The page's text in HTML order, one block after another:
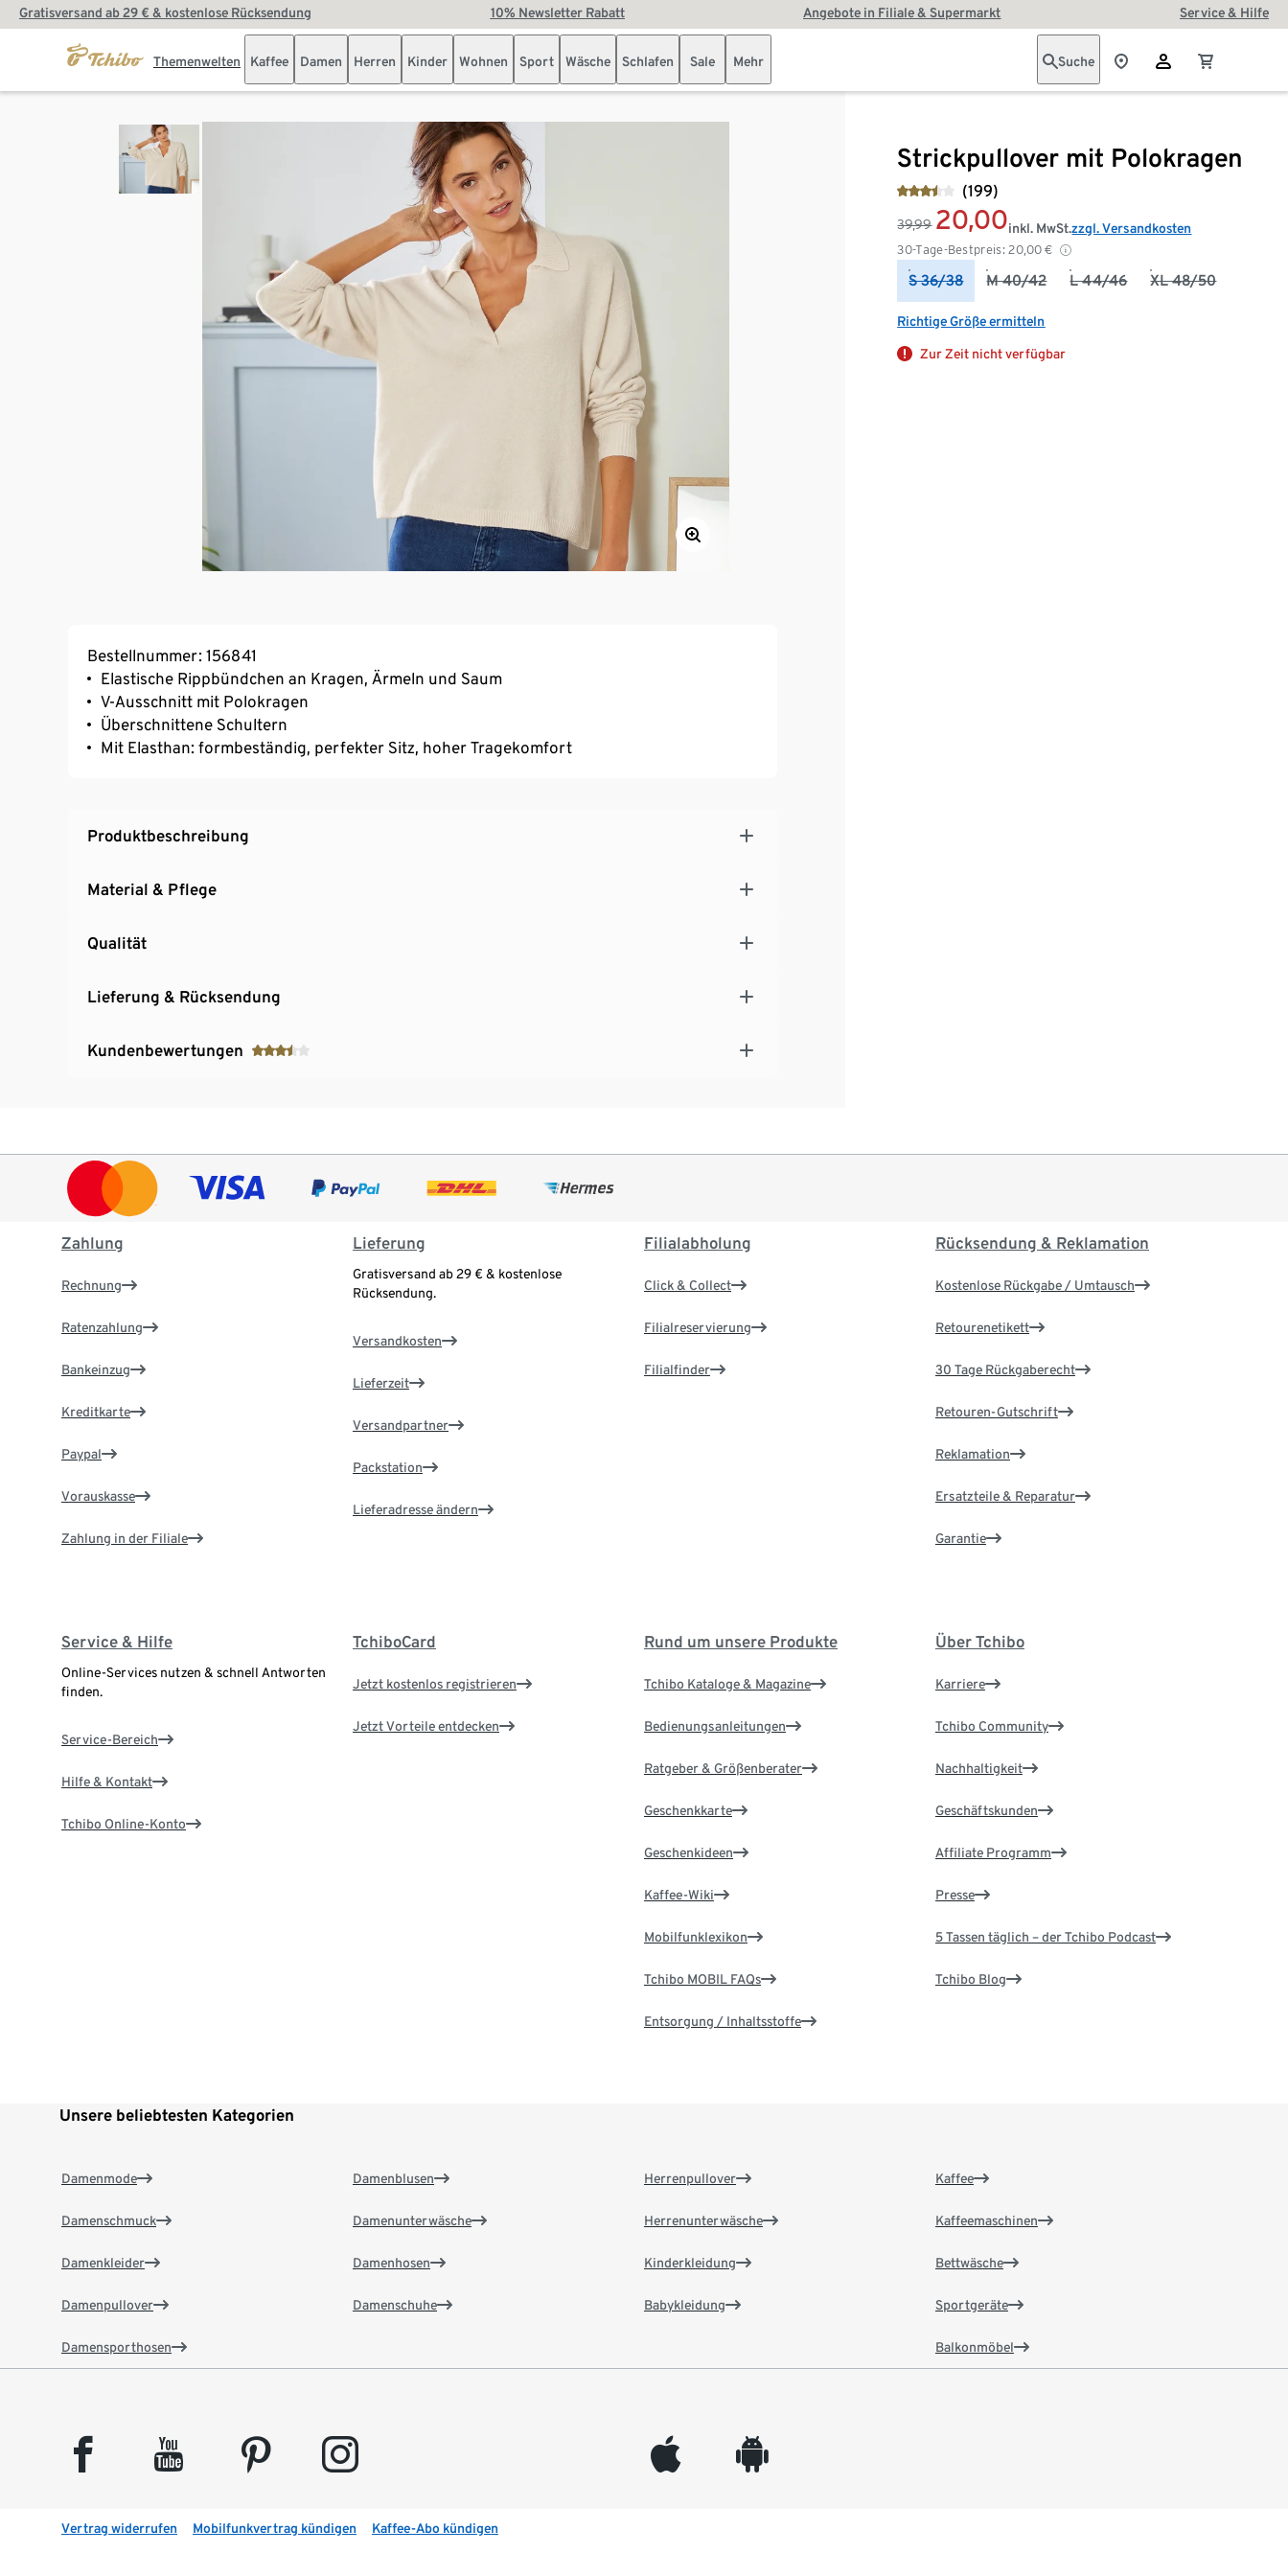
Gratisversand ab 29 € & kostenlose Rücksendung 10% Newsletter Rabatt Angebote in Filiale & Supermarkt Service & Hilfe
Themenwelten Kaffee Damen Herren Kinder Wohnen Sport Wäsche Schlafen Sale Mehr Suche
Strickpullover mit Polokragen
(199)
39,99 20,00
30-Tage-Bestpreis: 20,00 €
inkl. MwSt.zzgl. Versandkosten
S 36/38 M 40/42 L 44/46 XL 48/50
Richtige Größe ermitteln
Zur Zeit nicht verfügbar
Bestellnummer: 156841
Elastische Rippbündchen an Kragen, Ärmeln und Saum
V-Ausschnitt mit Polokragen
Überschnittene Schultern
Mit Elasthan: formbeständig, perfekter Sitz, hoher Tragekomfort
Produktbeschreibung
Material & Pflege
Qualität
Lieferung & Rücksendung
Kundenbewertungen
Zahlung
Rechnung
Ratenzahlung
Bankeinzug
Kreditkarte
Paypal
Vorauskasse
Zahlung in der Filiale
Lieferung
Gratisversand ab 29 € & kostenlose
Rücksendung.
Versandkosten
Lieferzeit
Versandpartner
Packstation
Lieferadresse ändern
Filialabholung
Click & Collect
Filialreservierung
Filialfinder
Rücksendung & Reklamation
Kostenlose Rückgabe / Umtausch
Retourenetikett
30 Tage Rückgaberecht
Retouren-Gutschrift
Reklamation
Ersatzteile & Reparatur
Garantie
Service & Hilfe
Online-Services nutzen & schnell Antworten
finden.
Service-Bereich
Hilfe & Kontakt
Tchibo Online-Konto
TchiboCard
Jetzt kostenlos registrieren
Jetzt Vorteile entdecken
Rund um unsere Produkte
Tchibo Kataloge & Magazine
Bedienungsanleitungen
Ratgeber & Größenberater
Geschenkkarte
Geschenkideen
Kaffee-Wiki
Mobilfunklexikon
Tchibo MOBIL FAQs
Entsorgung / Inhaltsstoffe
Über Tchibo
Karriere
Tchibo Community
Nachhaltigkeit
Geschäftskunden
Affiliate Programm
Presse
5 Tassen täglich – der Tchibo Podcast
Tchibo Blog
Unsere beliebtesten Kategorien
Damenmode
Damenschmuck
Damenkleider
Damenpullover
Damensporthosen
Damenblusen
Damenunterwäsche
Damenhosen
Damenschuhe
Herrenpullover
Herrenunterwäsche
Kinderkleidung
Babykleidung
Kaffee
Kaffeemaschinen
Bettwäsche
Sportgeräte
Balkonmöbel
facebook youtube pinterest instagram appleinc android
Vertrag widerrufen Mobilfunkvertrag kündigen Kaffee-Abo kündigen